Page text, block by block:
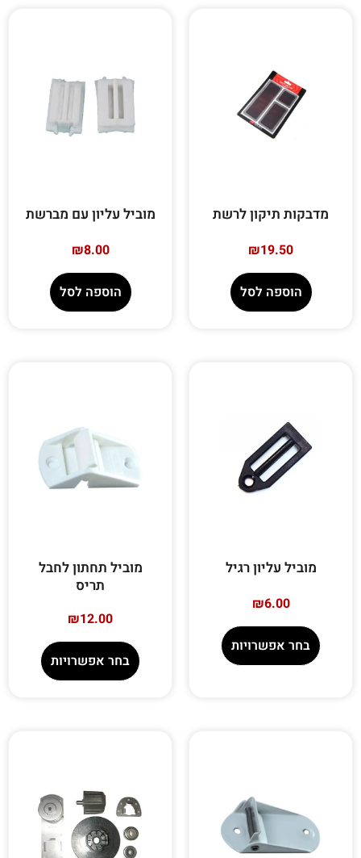
מדבקות תיקון לרשת
₪19.50
הוספה לסל
מוביל עליון עם מברשת
₪8.00
הוספה לסל
מוביל עליון רגיל
₪6.00
בחר אפשרויות
מוביל תחתון לחבל
תריס
₪12.00
בחר אפשרויות